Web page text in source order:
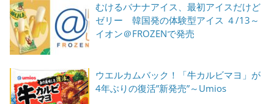
むけるバナナアイス、最初アイスだけど
ゼリー 韓国発の体験型アイス ４/13～
イオン＠FROZENで発売
ウエルカムバック！「牛カルビマヨ」が
4年ぶりの復活”新発売”～Umios